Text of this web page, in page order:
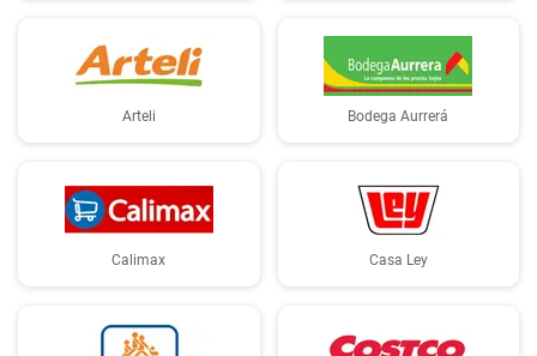
Arteli Bodega Aurrerá
Calimax Casa Ley